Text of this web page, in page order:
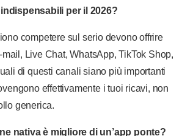
per il 2026?
competere sul serio devono offrire
Live Chat, WhatsApp, TikTok Shop,
di questi canali siano più importanti
effettivamente i tuoi ricavi, non
generica.
nativa è migliore di un’app ponte?